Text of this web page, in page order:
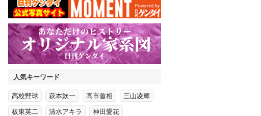
人気キーワード
高校野球 萩本欽一 高市首相 三山凌輝
板東英二 清水アキラ 神田愛花